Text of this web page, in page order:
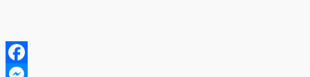
Facebook